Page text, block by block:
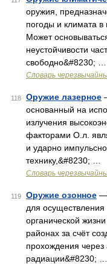
оружия,
погоды и климата в
Может
неустойчивости
свободно&#8230; …
Словарь
118 Оружие лазерное
основанный на
излучения
факторами О.л.
и ударно
технику,&#8230; …
Словарь
119 Оружие озонное —
для осуществления
органической
районах за счёт
прохождения
радиации&#8230; …